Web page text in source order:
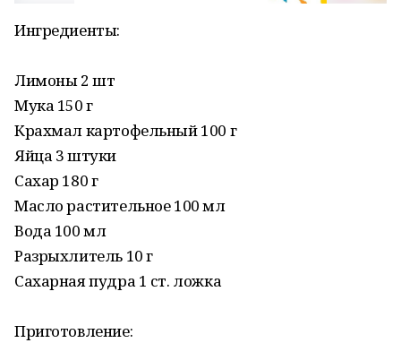
Ингредиенты:
Лимоны 2 шт
Мука 150 г
Крахмал картофельный 100 г
Яйца 3 штуки
Сахар 180 г
Масло растительное 100 мл
Вода 100 мл
Разрыхлитель 10 г
Сахарная пудра 1 ст. ложка
Приготовление: